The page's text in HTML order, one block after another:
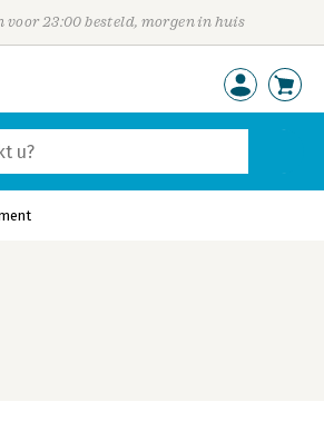
voor 23:00 besteld, morgen in huis